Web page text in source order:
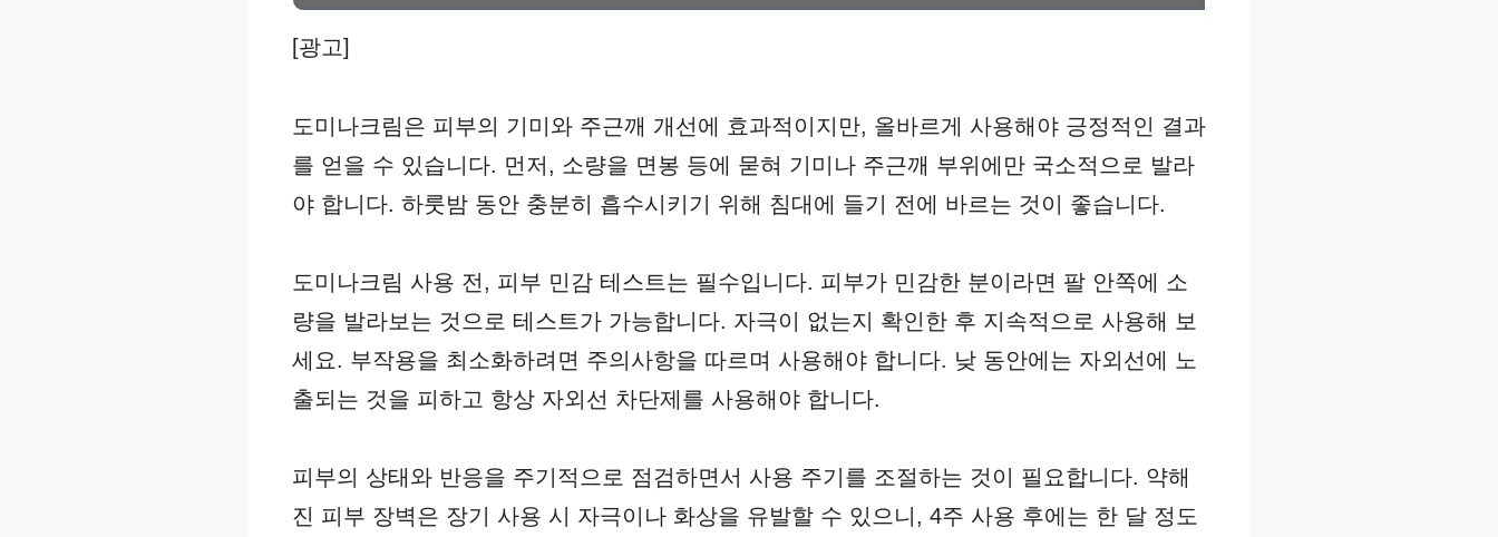
[광고]
도미나크림은 피부의 기미와 주근깨 개선에 효과적이지만, 올바르게 사용해야 긍정적인 결과
를 얻을 수 있습니다. 먼저, 소량을 면봉 등에 묻혀 기미나 주근깨 부위에만 국소적으로 발라
야 합니다. 하룻밤 동안 충분히 흡수시키기 위해 침대에 들기 전에 바르는 것이 좋습니다.
도미나크림 사용 전, 피부 민감 테스트는 필수입니다. 피부가 민감한 분이라면 팔 안쪽에 소
량을 발라보는 것으로 테스트가 가능합니다. 자극이 없는지 확인한 후 지속적으로 사용해 보
세요. 부작용을 최소화하려면 주의사항을 따르며 사용해야 합니다. 낮 동안에는 자외선에 노
출되는 것을 피하고 항상 자외선 차단제를 사용해야 합니다.
피부의 상태와 반응을 주기적으로 점검하면서 사용 주기를 조절하는 것이 필요합니다. 약해
진 피부 장벽은 장기 사용 시 자극이나 화상을 유발할 수 있으니, 4주 사용 후에는 한 달 정도